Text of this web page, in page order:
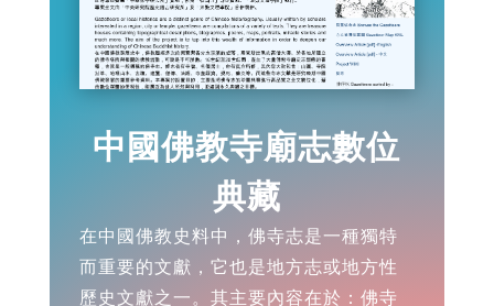
中國佛教寺廟志數位
典藏
在中國佛教史料中，佛寺志是一種獨特
而重要的文獻，它也是地方志或地方性
歷史文獻之一。其主要內容在於：佛寺